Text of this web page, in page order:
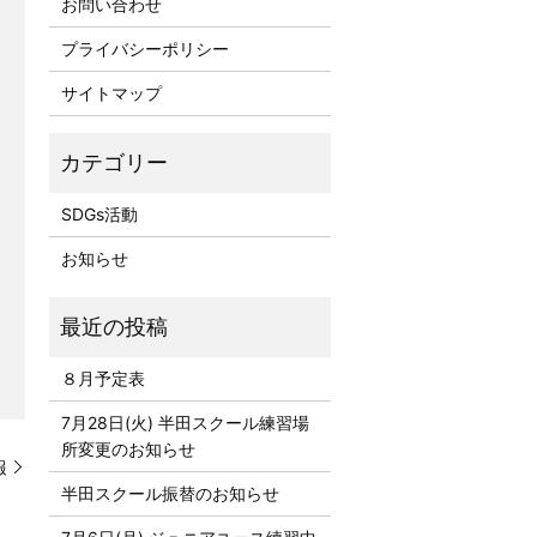
プライバシーポリシー
サイトマップ
SDGs活動
お知らせ
８月予定表
7月28日(火) 半田スクール練習場
所変更のお知らせ
半田スクール振替のお知らせ